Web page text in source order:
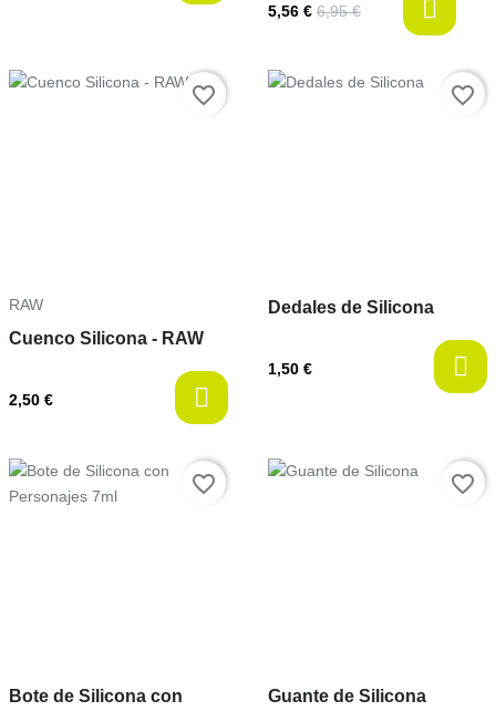
5,56 € 6,95 €
Prix
RAW
Cuenco Silicona - RAW
2,50 €
favorite_border Prix
Dedales de Silicona
1,50 €
favorite_border
Prix
Bote de Silicona con
favorite_border Prix
Guante de Silicona
favorite_border